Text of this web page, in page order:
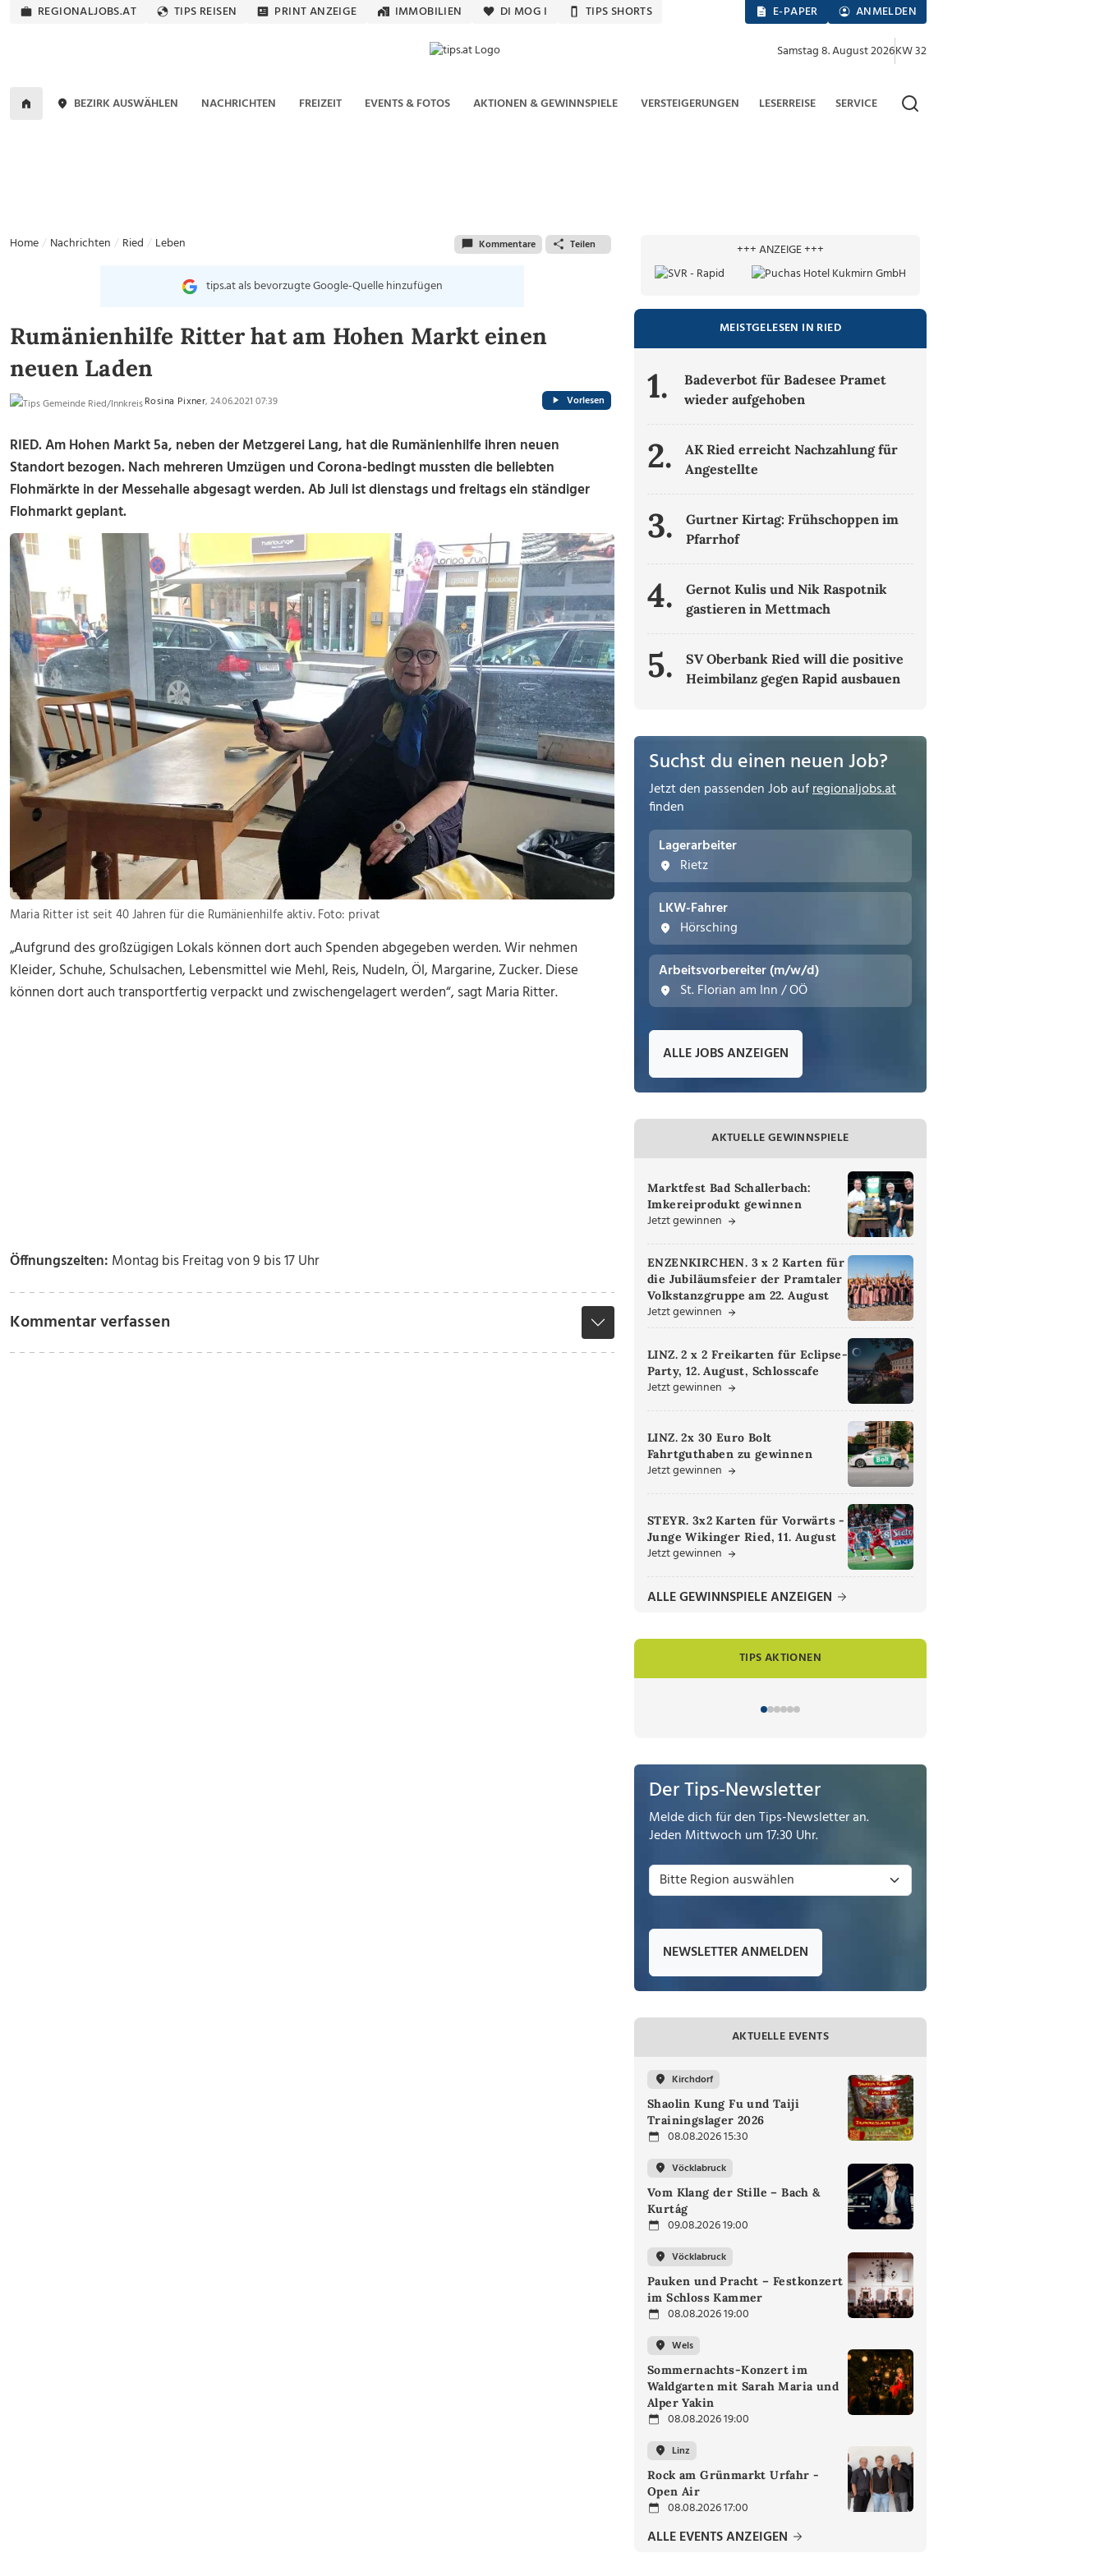
REGIONALJOBS.AT TIPS REISEN PRINT ANZEIGE IMMOBILIEN DI MOG I TIPS SHORTS E-PAPER ANMELDEN
Samstag 8. August 2026KW 32
BEZIRK AUSWÄHLEN NACHRICHTEN FREIZEIT EVENTS & FOTOS AKTIONEN & GEWINNSPIELE VERSTEIGERUNGEN LESERREISE SERVICE
Home Nachrichten Ried Leben Kommentare Teilen
tips.at als bevorzugte Google-Quelle hinzufügen
Rumänienhilfe Ritter hat am Hohen Markt einen
neuen Laden
Rosina Pixner, 24.06.2021 07:39 Vorlesen
RIED. Am Hohen Markt 5a, neben der Metzgerei Lang, hat die Rumänienhilfe ihren neuen
Standort bezogen. Nach mehreren Umzügen und Corona-bedingt mussten die beliebten
Flohmärkte in der Messehalle abgesagt werden. Ab Juli ist dienstags und freitags ein ständiger
Flohmarkt geplant.
Maria Ritter ist seit 40 Jahren für die Rumänienhilfe aktiv. Foto: privat
„Aufgrund des großzügigen Lokals können dort auch Spenden abgegeben werden. Wir nehmen
Kleider, Schuhe, Schulsachen, Lebensmittel wie Mehl, Reis, Nudeln, Öl, Margarine, Zucker. Diese
können dort auch transportfertig verpackt und zwischengelagert werden“, sagt Maria Ritter.
Öffnungszeiten: Montag bis Freitag von 9 bis 17 Uhr
Kommentar verfassen
+++ ANZEIGE +++
MEISTGELESEN IN RIED
1.
Badeverbot für Badesee Pramet
wieder aufgehoben
2.
AK Ried erreicht Nachzahlung für
Angestellte
3.
Gurtner Kirtag: Frühschoppen im
Pfarrhof
4.
Gernot Kulis und Nik Raspotnik
gastieren in Mettmach
5.
SV Oberbank Ried will die positive
Heimbilanz gegen Rapid ausbauen
Suchst du einen neuen Job?
Jetzt den passenden Job aufregionaljobs.at
finden
Lagerarbeiter
Rietz
LKW-Fahrer
Hörsching
Arbeitsvorbereiter (m/w/d)
St. Florian am Inn / OÖ
ALLE JOBS ANZEIGEN
AKTUELLE GEWINNSPIELE
Marktfest Bad Schallerbach:
Imkereiprodukt gewinnen
Jetzt gewinnen
ENZENKIRCHEN. 3 x 2 Karten für
die Jubiläumsfeier der Pramtaler
Volkstanzgruppe am 22. August
Jetzt gewinnen
LINZ. 2 x 2 Freikarten für Eclipse-
Party, 12. August, Schlosscafe
Jetzt gewinnen
LINZ. 2x 30 Euro Bolt
Fahrtguthaben zu gewinnen
Jetzt gewinnen
STEYR. 3x2 Karten für Vorwärts -
Junge Wikinger Ried, 11. August
Jetzt gewinnen
ALLE GEWINNSPIELE ANZEIGEN
TIPS AKTIONEN
Der Tips-Newsletter
Melde dich für den Tips-Newsletter an.
Jeden Mittwoch um 17:30 Uhr.
NEWSLETTER ANMELDEN
AKTUELLE EVENTS
Kirchdorf
Shaolin Kung Fu und Taiji
Trainingslager 2026
08.08.2026 15:30
Vöcklabruck
Vom Klang der Stille – Bach &
Kurtág
09.08.2026 19:00
Vöcklabruck
Pauken und Pracht – Festkonzert
im Schloss Kammer
08.08.2026 19:00
Wels
Sommernachts-Konzert im
Waldgarten mit Sarah Maria und
Alper Yakin
08.08.2026 19:00
Linz
Rock am Grünmarkt Urfahr -
Open Air
08.08.2026 17:00
ALLE EVENTS ANZEIGEN